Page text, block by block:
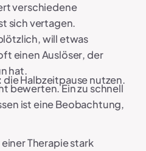
verschiedene
sich vertagen.
will etwas
einen Auslöser, der
hat.
die Halbzeitpause nutzen.
bewerten. Ein zu schnell
ist eine Beobachtung,
Therapie stark